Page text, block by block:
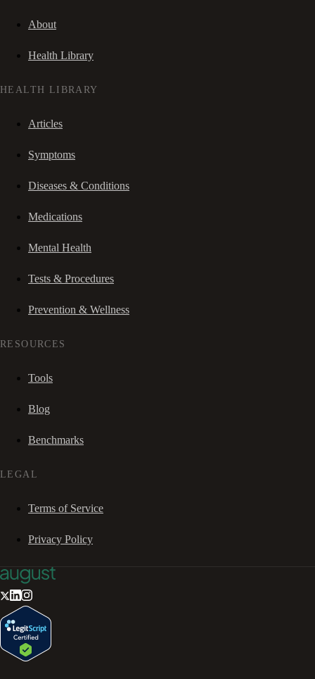
About
Health Library
HEALTH LIBRARY
Articles
Symptoms
Diseases & Conditions
Medications
Mental Health
Tests & Procedures
Prevention & Wellness
RESOURCES
Tools
Blog
Benchmarks
LEGAL
Terms of Service
Privacy Policy